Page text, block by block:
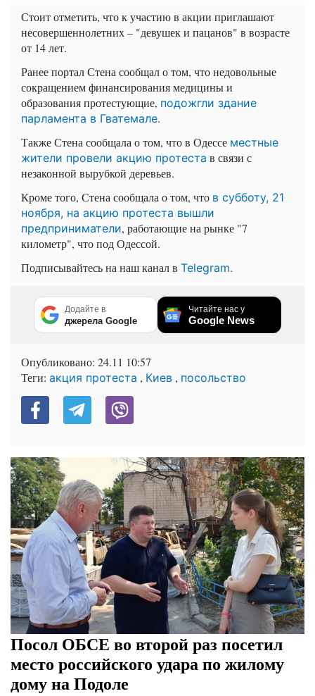
Стоит отметить, что к участию в акции приглашают
несовершеннолетних – "девушек и пацанов" в возрасте
от 14 лет.
Ранее портал Стена сообщал о том, что недовольные
сокращением финансирования медицины и
образования протестующие, подожгли здание
парламента в Гватемале.
Также Стена сообщала о том, что в Одессе местные
жители провели акцию протеста в связи с
незаконной вырубкой деревьев.
Кроме того, Стена сообщала о том, что в субботу, 21
ноября, на акцию протеста вышли
предприниматели, работающие на рынке "7
километр", что под Одессой.
Подписывайтесь на наш канал в Telegram.
Додайте в
джерела Google
Читайте нас у
Google News
Опубликовано: 24.11 10:57
Теги: акция протеста , Киев , посольство
Посол ОБСЕ во второй раз посетил
место российского удара по жилому
дому на Подоле